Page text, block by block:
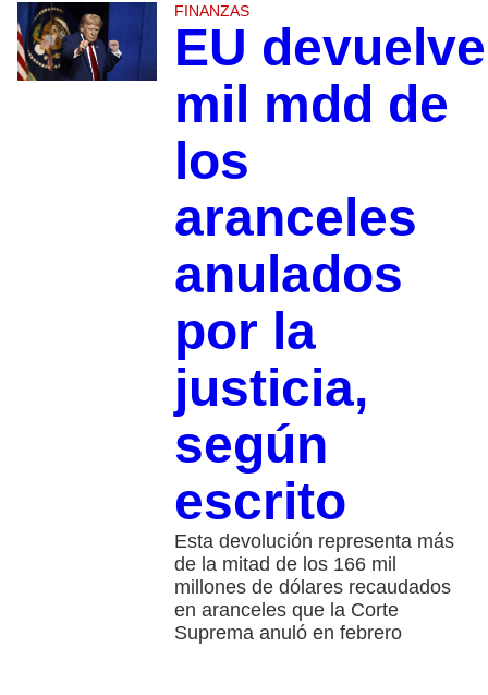
FINANZAS
EU
mil mdd de
los
aranceles
anulados
por la
justicia,
según
escrito
Esta devolución representa más
de la mitad de los 166 mil
millones de dólares recaudados
en aranceles que la Corte
Suprema anuló en febrero